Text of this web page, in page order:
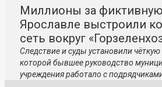
Миллионы за фиктивную
Ярославле выстроили
сеть вокруг
Следствие и суды установили чёткую
которой бывшее руководство
учреждения работало с